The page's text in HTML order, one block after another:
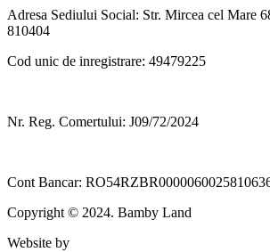
Adresa Sediului Social: Str. Mircea cel Mare
810404
Cod unic de inregistrare: 49479225
Nr. Reg. Comertului: J09/72/2024
Cont Bancar:
Copyright © 2024. Bamby Land
Website by